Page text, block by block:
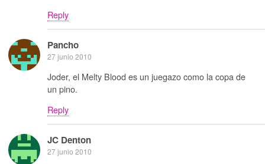
Reply
Pancho
27 junio 2010
Joder, el Melty Blood es un juegazo como la copa de
un pino.
Reply
JC Denton
27 junio 2010